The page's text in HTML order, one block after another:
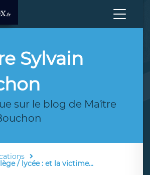
Sylvain
sur le blog de Maître
/ lycée : et la victime...